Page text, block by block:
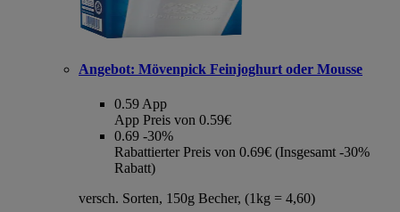
Angebot: Mövenpick Feinjoghurt oder Mousse
0.59 App
App Preis von 0.59€
0.69 -30%
Rabattierter Preis von 0.69€ (Insgesamt -30%
Rabatt)
versch. Sorten, 150g Becher, (1kg = 4,60)